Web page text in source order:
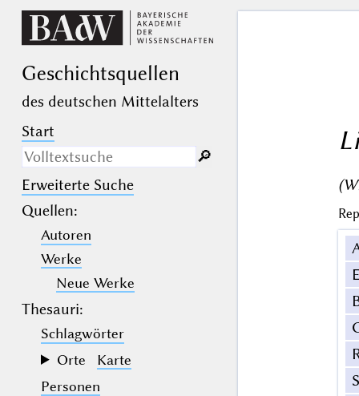
Geschichts­quellen
des deutschen Mittelalters
Start
Nur in Beschreibungs­texten
suchen
(der Unterstrich) ist Platzhalter für
genau ein Zeichen.
(das Prozentzeichen) ist Platzhalter
für kein, ein oder mehr als ein
Zeichen.
🔎︎
Erweiterte Suche
Quellen:
Autoren
Werke
Neue Werke
Thesauri:
Schlagwörter
Orte
Karte
Personen